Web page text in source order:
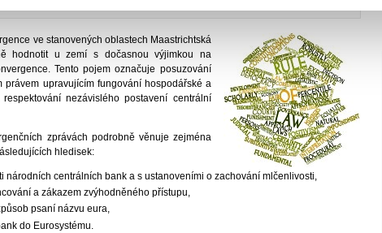
ve stanovených oblastech Maastrichtská
hodnotit u zemí s dočasnou výjimkou na
Tento pojem označuje posuzování
upravujícím fungování hospodářské a
nezávislého postavení centrální
zprávách podrobně věnuje zejména
hledisek:
centrálních bank a s ustanoveními o zachování mlčenlivosti,
a zákazem zvýhodněného přístupu,
psaní názvu eura,
do Eurosystému.